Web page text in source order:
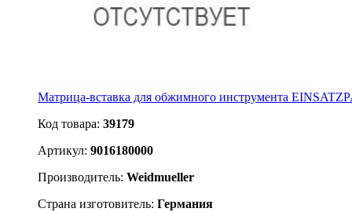
Матрица-вставка для обжимного инструмента
Код товара: 39179
Артикул: 9016180000
Производитель: Weidmueller
Страна изготовитель: Германия